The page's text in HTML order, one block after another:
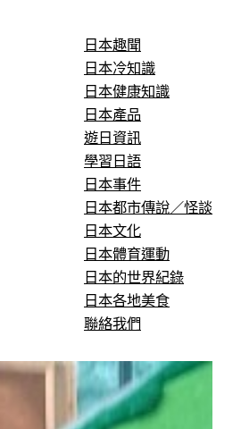
日本趣聞
日本冷知識
日本健康知識
日本產品
遊日資訊
學習日語
日本事件
日本都市傳說／怪談
日本文化
日本體育運動
日本的世界紀錄
日本各地美食
聯絡我們